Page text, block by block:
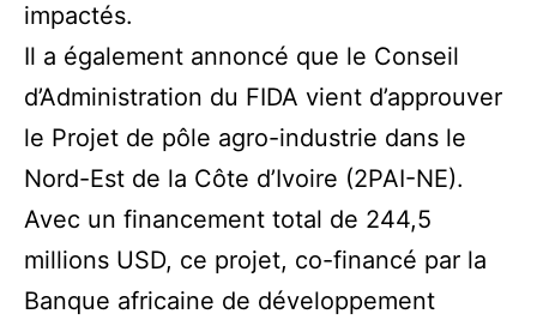
impactés.
Il a également annoncé que le Conseil
d’Administration du FIDA vient d’approuver
le Projet de pôle agro-industrie dans le
Nord-Est de la Côte d’Ivoire (2PAI-NE).
Avec un financement total de 244,5
millions USD, ce projet, co-financé par la
Banque africaine de développement